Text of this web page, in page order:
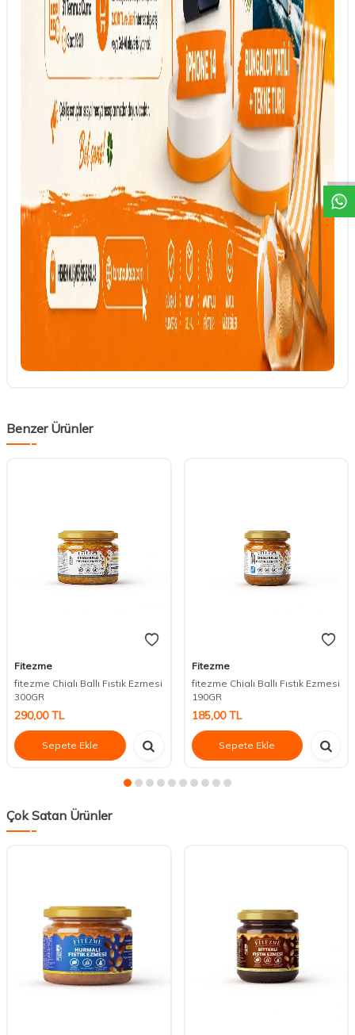
Benzer Ürünler
Fitezme
fitezme Chialı Ballı Fıstık Ezmesi
300GR
290,00TL
Sepete Ekle
Fitezme
fitezme Chialı Ballı Fıstık Ezmesi
190GR
185,00TL
Sepete Ekle
Çok Satan Ürünler